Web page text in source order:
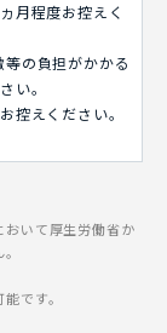
月程度お控えく
の負担がかかる
い。
控えください。
おいて厚生労働省か
です。